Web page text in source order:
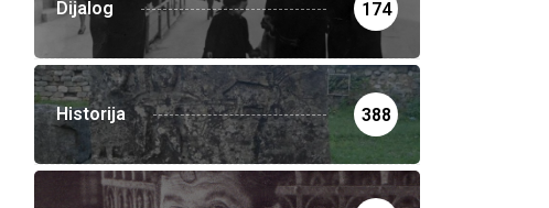
Dijalog 174
Historija 388